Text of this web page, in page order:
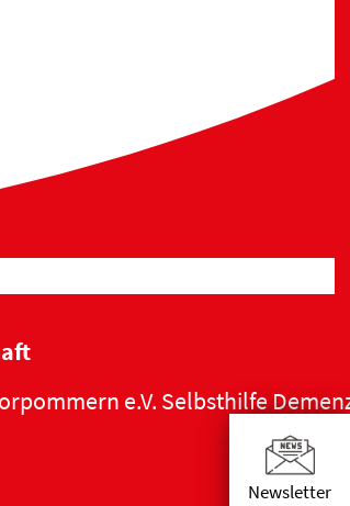
e.V. Selbsthilfe
Newsletter